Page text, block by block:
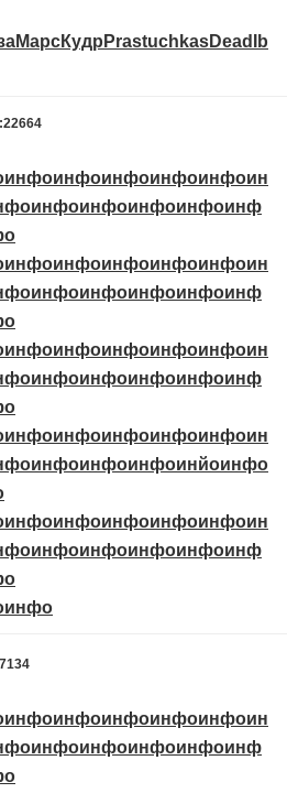
МарсКудр PrastuchkasDead Ib
инфоинфоинфоинфоинфоин
инфоинфоинфоинфоинф
инфоинфоинфоинфоинфоин
инфоинфоинфоинфоинф
инфоинфоинфоинфоинфоин
инфоинфоинфоинфоинф
инфоинфоинфоинфоинфоин
инфоинфоинфоинйоинфо
инфоинфоинфоинфоинфоин
инфоинфоинфоинфоинф
инфо
инфоинфоинфоинфоинфоин
инфоинфоинфоинфоинф